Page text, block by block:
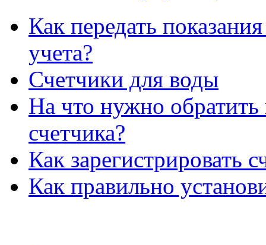
Как передать
учета?
Счетчики для воды
На что нужно
счетчика?
Как зарегистрировать
Как правильно